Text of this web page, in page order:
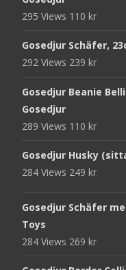
295 Views 110 kr
Gosedjur Schäfer,
292 Views 239 kr
Gosedjur Beanie
Gosedjur
289 Views 110 kr
Gosedjur Husky
284 Views 249 kr
Gosedjur Schäfer
Toys
284 Views 269 kr